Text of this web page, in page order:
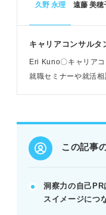
返る。
他己分析を取り
く。
POINT：自分史
やすい。
マイナス印象を
久野 永理 遠藤 美穂
キャリアコンサルタ
Eri Kuno〇キャリア
就職セミナーや就活
この記事
洞察力の自己
スイメージにつ